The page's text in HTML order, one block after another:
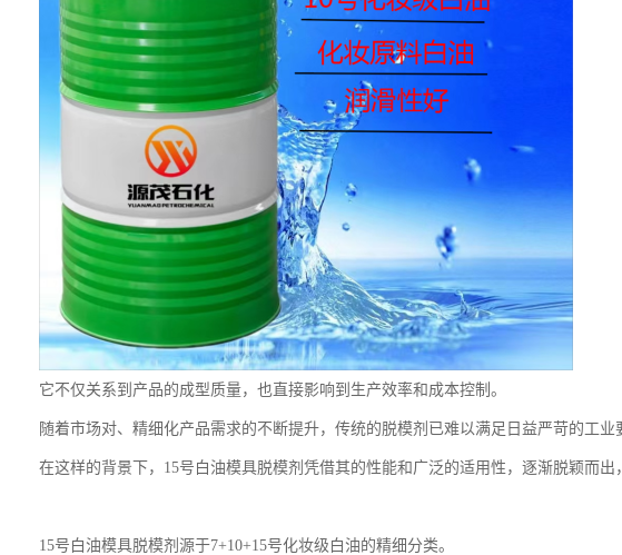
它不仅关系到产品的成型质量，也直接影响到生产效率和成本控制。
随着市场对、精细化产品需求的不断提升，传统的脱模剂已难以满足日益严苛的工业
在这样的背景下，15号白油模具脱模剂凭借其的性能和广泛的适用性，逐渐脱颖而出
15号白油模具脱模剂源于7+10+15号化妆级白油的精细分类。